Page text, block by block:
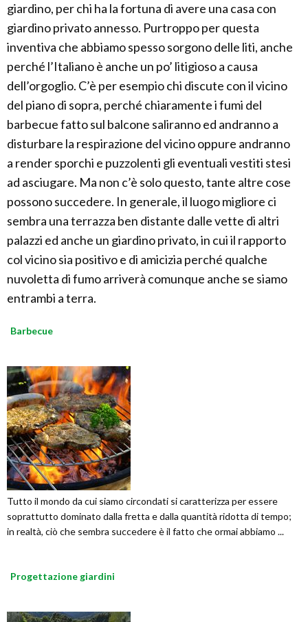
giardino, per chi ha la fortuna di avere una casa con
giardino privato annesso. Purtroppo per questa
inventiva che abbiamo spesso sorgono delle liti, anche
perché l’Italiano è anche un po’ litigioso a causa
dell’orgoglio. C’è per esempio chi discute con il vicino
del piano di sopra, perché chiaramente i fumi del
barbecue fatto sul balcone saliranno ed andranno a
disturbare la respirazione del vicino oppure andranno
a render sporchi e puzzolenti gli eventuali vestiti stesi
ad asciugare. Ma non c’è solo questo, tante altre cose
possono succedere. In generale, il luogo migliore ci
sembra una terrazza ben distante dalle vette di altri
palazzi ed anche un giardino privato, in cui il rapporto
col vicino sia positivo e di amicizia perché qualche
nuvoletta di fumo arriverà comunque anche se siamo
entrambi a terra.
Barbecue
Tutto il mondo da cui siamo circondati si caratterizza per essere
soprattutto dominato dalla fretta e dalla quantità ridotta di tempo;
in realtà, ciò che sembra succedere è il fatto che ormai abbiamo ...
Progettazione giardini